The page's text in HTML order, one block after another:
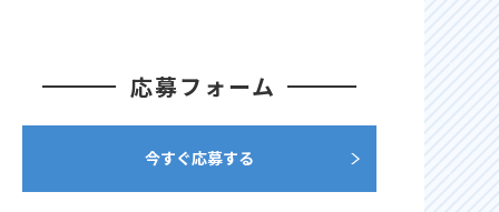
応募フォーム
今すぐ応募する